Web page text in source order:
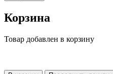
Корзина
Товар добавлен в корзину